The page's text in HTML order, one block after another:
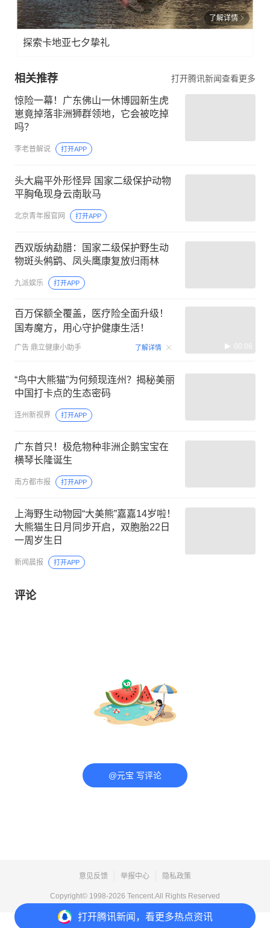
打开腾讯新闻，看更多热点资讯
了解详情
探索卡地亚七夕挚礼
相关推荐 打开腾讯新闻查看更多
惊险一幕！广东佛山一休博园新生虎
崽竟掉落非洲狮群领地，它会被吃掉
吗？
李老普解说 打开APP
头大扁平外形怪异 国家二级保护动物
平胸龟现身云南耿马
北京青年报官网 打开APP
西双版纳勐腊：国家二级保护野生动
物斑头鸺鹠、凤头鹰康复放归雨林
九派娱乐 打开APP
百万保额全覆盖，医疗险全面升级！
国寿魔方，用心守护健康生活！
广告 鼎立健康小助手 了解详情 00:06
“鸟中大熊猫”为何频现连州？揭秘美丽
中国打卡点的生态密码
连州新视界 打开APP
广东首只！极危物种非洲企鹅宝宝在
横琴长隆诞生
南方都市报 打开APP
上海野生动物园“大美熊”嘉嘉14岁啦！
大熊猫生日月同步开启，双胞胎22日
一周岁生日
新闻晨报 打开APP
评论
@元宝 写评论
意见反馈 举报中心 隐私政策
Copyright© 1998-2026 Tencent.All Rights Reserved